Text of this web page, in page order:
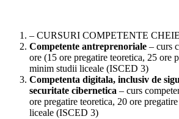
– CURSURI COMPETENTE CHEIE
Competente antreprenoriale – curs
ore (15 ore pregatire teoretica, 25 ore
minim studii liceale (ISCED 3)
Competenta digitala, inclusiv de
securitate cibernetica – curs
ore pregatire teoretica, 20 ore
liceale (ISCED 3)